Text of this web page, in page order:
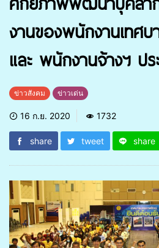
งานของพนักงานเทศบ
และ พนักงานจ้างฯ ปร
ข่าวสังคม ข่าวเด่น
16 ก.ย. 2020 1732
share tweet share